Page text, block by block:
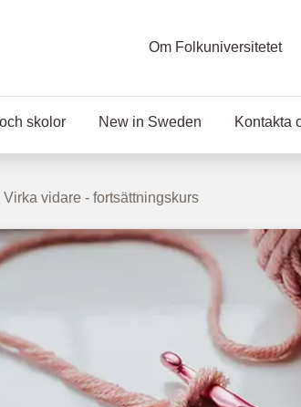
Om Folkuniversitetet
skolor New in Sweden Kontakta
Virka vidare - fortsättningskurs